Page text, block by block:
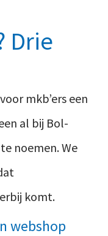
Drie
mkb’ers een
al bij Bol-
noemen. We
komt.
webshop